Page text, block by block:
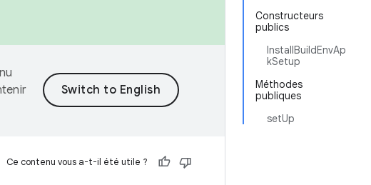
Constructeurs
publics
InstallBuildEnvAp
kSetup
Méthodes
publiques
setUp
Ce contenu vous a-t-il été utile ?